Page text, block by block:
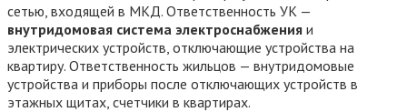
сетью, входящей в МКД. Ответственность УК —
внутридомовая система электроснабжения и
электрических устройств, отключающие устройства на
квартиру. Ответственность жильцов — внутридомовые
устройства и приборы после отключающих устройств в
этажных щитах, счетчики в квартирах.